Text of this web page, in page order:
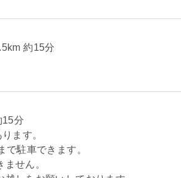
約15分
15分
ます。
駐車できます。
せん。